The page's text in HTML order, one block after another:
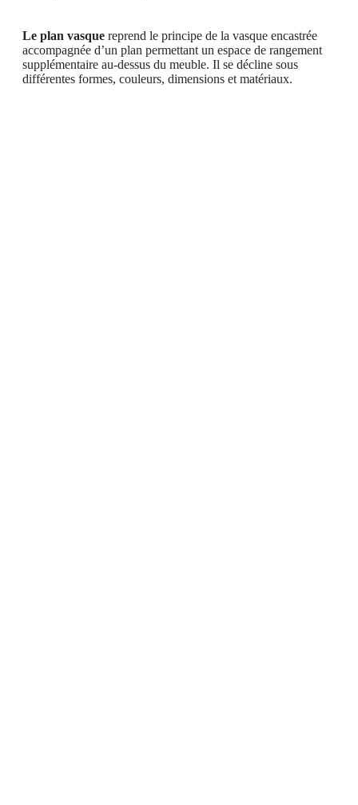
Le plan vasque reprend le principe de la vasque encastrée
accompagnée d’un plan permettant un espace de rangement
supplémentaire au-dessus du meuble. Il se décline sous
différentes formes, couleurs, dimensions et matériaux.